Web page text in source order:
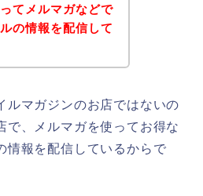
てメルマガなどで
の情報を配信して
ルマガジンのお店ではないの
で、メルマガを使ってお得な
情報を配信しているからで